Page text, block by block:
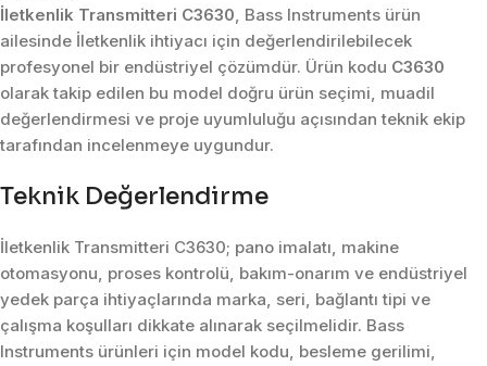
İletkenlik Transmitteri C3630, Bass Instruments ürün
ailesinde İletkenlik ihtiyacı için değerlendirilebilecek
profesyonel bir endüstriyel çözümdür. Ürün kodu C3630
olarak takip edilen bu model doğru ürün seçimi, muadil
değerlendirmesi ve proje uyumluluğu açısından teknik ekip
tarafından incelenmeye uygundur.
Teknik Değerlendirme
İletkenlik Transmitteri C3630; pano imalatı, makine
otomasyonu, proses kontrolü, bakım-onarım ve endüstriyel
yedek parça ihtiyaçlarında marka, seri, bağlantı tipi ve
çalışma koşulları dikkate alınarak seçilmelidir. Bass
Instruments ürünleri için model kodu, besleme gerilimi,